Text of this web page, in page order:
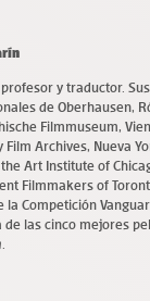
y traductor.
de Oberhausen,
Filmmuseum,
Film Archives, Nueva
Art Institute of
Filmmakers of
la Competición
de las cinco mejores